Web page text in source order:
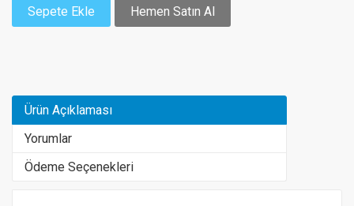
Sepete Ekle Hemen Satın Al
Ürün Açıklaması
Yorumlar
Ödeme Seçenekleri